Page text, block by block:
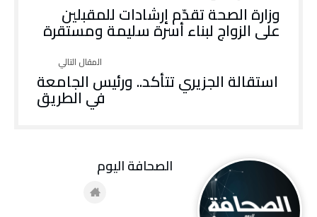
وزارة الصحة تقدّم إرشادات للمقبلين
على الزواج لبناء أسرة سليمة ومستقرة
استقالة الجزيري تتأكد.. ورئيس الجامعة
في الطريق